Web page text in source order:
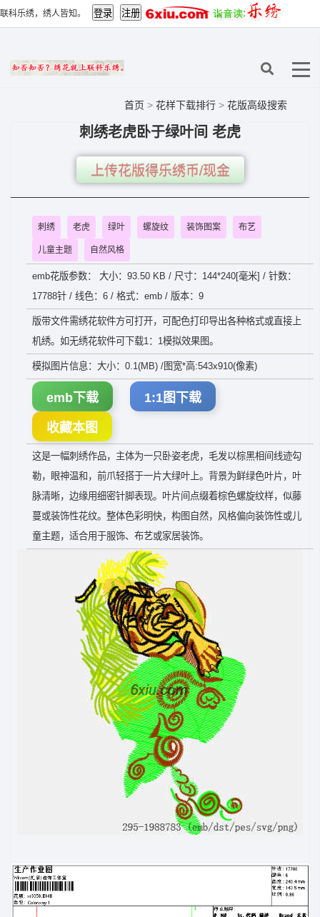
联科乐绣，绣人皆知。
首页 > 花样下载排行 > 花版高级搜索
刺绣老虎卧于绿叶间 老虎
上传花版得乐绣币/现金
刺绣 老虎 绿叶 螺旋纹 装饰图案 布艺
儿童主题 自然风格
emb花版参数： 大小：93.50 KB / 尺寸：144*240[毫米] / 针数：
17788针 / 线色：6 / 格式：emb / 版本：9
版带文件需绣花软件方可打开，可配色打印导出各种格式或直接上
机绣。如无绣花软件可下载1：1模拟效果图。
模拟图片信息：大小：0.1(MB) /图宽*高:543x910(像素)
emb下载 1:1图下载
收藏本图
这是一幅刺绣作品，主体为一只卧姿老虎，毛发以棕黑相间线迹勾
勒，眼神温和，前爪轻搭于一片大绿叶上。背景为鲜绿色叶片，叶
脉清晰，边缘用细密针脚表现。叶片间点缀着棕色螺旋纹样，似藤
蔓或装饰性花纹。整体色彩明快，构图自然，风格偏向装饰性或儿
童主题，适合用于服饰、布艺或家居装饰。